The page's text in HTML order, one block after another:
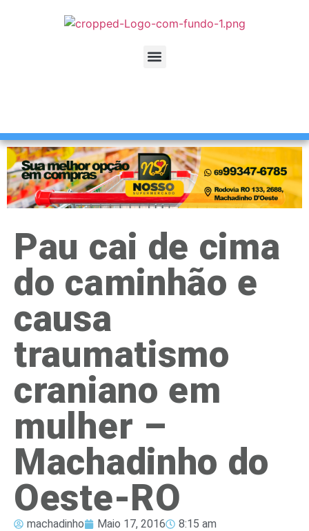
Pau cai de cima
do caminhão e
causa
traumatismo
craniano em
mulher –
Machadinho do
Oeste-RO
machadinho Maio 17, 2016 8:15 am